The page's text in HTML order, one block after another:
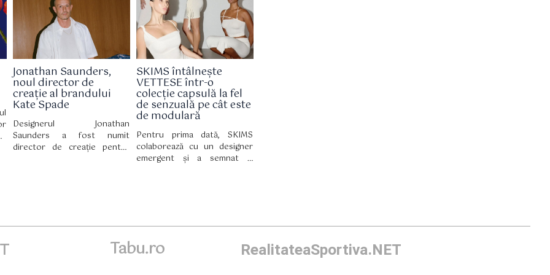
Mark, unde stilul newyorkez și
influența culturală se
întâlnesc.
este disponibilă și în
magazinele partenerilor..
Jonathan Saunders,
noul director de
creație al brandului
Kate Spade
Designerul Jonathan
Saunders a fost numit
director de creație pentru
SKIMS întâlnește
VETTESE într-o
colecție capsulă la fel
de senzuală pe cât este
de modulară
Pentru prima dată, SKIMS
colaborează cu un designer
emergent și a semnat o
Tabu.ro RealitateaSportiva.NET